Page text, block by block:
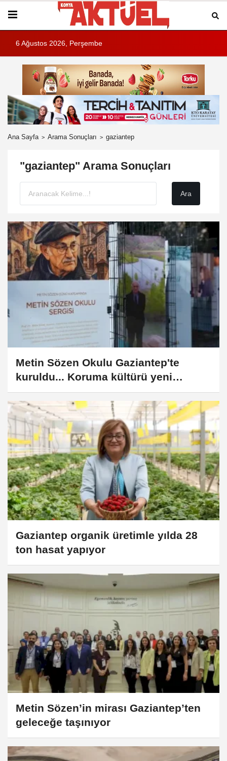
6 Ağustos 2026, Perşembe
Ana Sayfa Arama Sonuçları gaziantep
"gaziantep" Arama Sonuçları
Metin Sözen Okulu Gaziantep'te
kuruldu... Koruma kültürü yeni
nesillere aktarılacak
Gaziantep organik üretimle yılda 28
ton hasat yapıyor
Metin Sözen’in mirası Gaziantep’ten
geleceğe taşınıyor